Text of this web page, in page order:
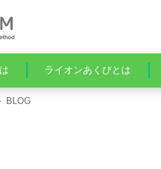
ライオンあくびとは
BLOG